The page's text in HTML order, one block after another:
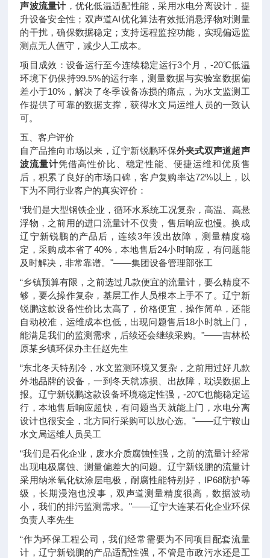
声波流量计，优化低温适配性能，采用水电分离设计，提
升设备安全性；双声道AI优化算法有效抵消悬浮物对测量
的干扰，确保数据稳定；支持远程监控功能，实现偏远监
测点无人值守，减少人工成本。
项目成效：设备运行至今连续稳定运行3个月，-20℃低温
环境下仍保持99.5%的运行率，测量数据与实验室数据偏
差小于10%，解决了冬季设备冻损的痛点，为水文监测工
作提供了可靠的数据支撑，获得水文局运维人员的一致认
可。
五、客户评价
自产品推向市场以来，辽宁新锐鹏环保外夹式双声道超声
波流量计凭借高性价比、稳定性能、便捷运维和优质售
后，积累了良好的市场口碑，客户复购率达72%以上，以
下为不同行业客户的真实评价：
“我们是大型钢铁企业，循环水系统工况复杂，高温、高悬
浮物，之前用的进口流量计不仅贵，售后响应也慢。换成
辽宁新锐鹏的产品后，连续3年没出故障，测量精度稳
定，采购成本省了40%，本地售后24小时响应，有问题能
及时解决，非常靠谱。"——集团设备管理部张工
“乡镇预算有限，之前选过几款便宜的流量计，要么精度不
够，要么操作复杂，基层工作人员根本上手不了。辽宁新
锐鹏这款设备性价比太高了，价格便宜，操作简单，还能
自动校准，运维成本也低，出现问题售后18小时就上门，
能满足我们的监测需求，后续还会继续采购。"——吉林松
原某乡镇环保办主任赵先生
“东北冬天特别冷，水文监测环境又复杂，之前用过好几款
外地品牌的设备，一到冬天就冻损、出故障，耽误数据上
报。辽宁新锐鹏这款设备环境稳定性强，-20℃也能稳定运
行，本地售后响应超快，有问题当天就能上门，水电分离
设计也很安全，北方同行采购可以放心选。"——辽宁鞍山
水文局运维人员吴工
“我们是石化企业，废水介质腐蚀性强，之前的流量计经常
出现电极腐蚀、测量偏差大的问题。辽宁新锐鹏的流量计
采用纳米氧化钛涂层电极，耐腐性能特别好，IP68防护等
级，长期浸泡也没事，双声道测量精度很高，数据波动
小，我们的排污监测需求。"——辽宁大连某石化企业环保
负责人李先生
“作为环保工程公司，我们经常需要为不同项目配套流量
计，辽宁新锐鹏的产品适配性强，不管是市政污水还是工